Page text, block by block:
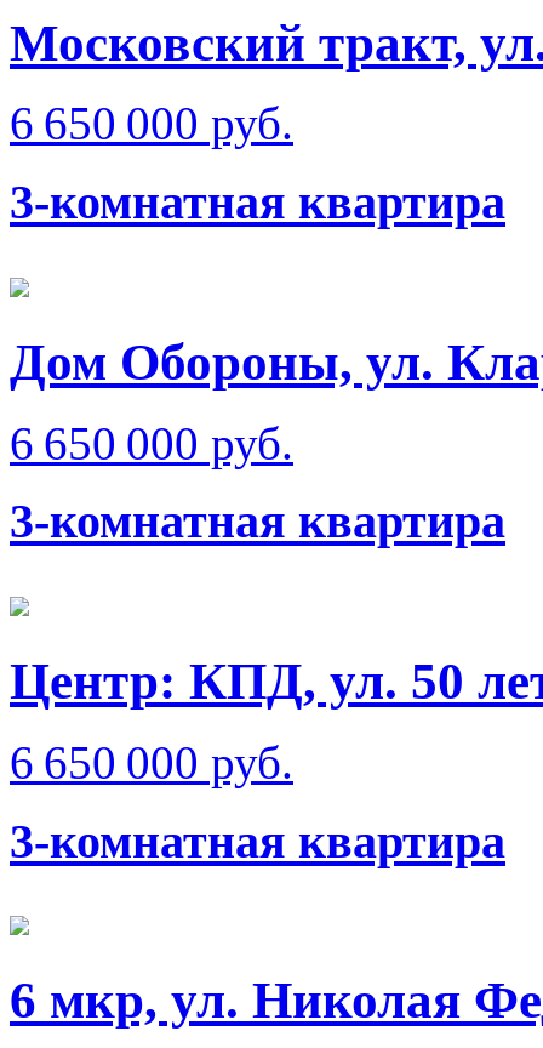
Московский тракт,
6 650 000 руб.
3-комнатная квартира
Дом Обороны, ул.
6 650 000 руб.
3-комнатная квартира
Центр: КПД, ул. 50
6 650 000 руб.
3-комнатная квартира
6 мкр, ул. Николая